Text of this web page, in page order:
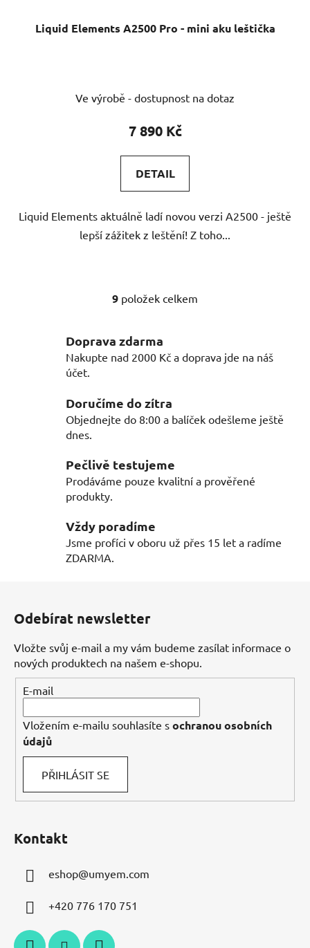
Liquid Elements A2500 Pro - mini aku leštička
hodnocení
produktu
5,0
z
hvězdiček.
Ve výrobě - dostupnost na dotaz
7 890 Kč
DETAIL
Liquid Elements aktuálně ladí novou verzi A2500 - ještě
lepší zážitek z leštění! Z toho...
O
l
á
d
c
í
p
k
y
p
i
9 položek celkem
Doprava zdarma
Nakupte nad 2000 Kč a doprava jde na náš
účet.
Doručíme do zítra
Objednejte do 8:00 a balíček odešleme ještě
dnes.
Pečlivě testujeme
Prodáváme pouze kvalitní a prověřené
produkty.
Vždy poradíme
Jsme profíci v oboru už přes 15 let a radíme
ZDARMA.
Odebírat newsletter
Vložte svůj e-mail a my vám budeme zasílat informace o
nových produktech na našem e-shopu.
E-mail
Vložením e-mailu souhlasíte s ochranou osobních
údajů
PŘIHLÁSIT SE
Kontakt
eshop@umyem.com
+420 776 170 751